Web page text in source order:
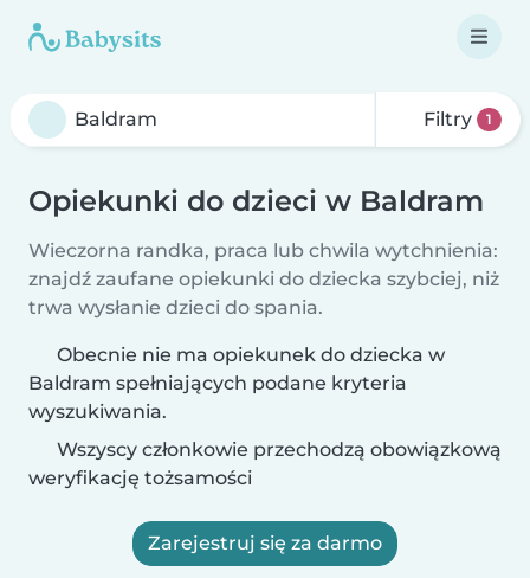
Filtry 1
Opiekunki do dzieci w Baldram
Wieczorna randka, praca lub chwila wytchnienia:
znajdź zaufane opiekunki do dziecka szybciej, niż
trwa wysłanie dzieci do spania.
Obecnie nie ma opiekunek do dziecka w
Baldram spełniających podane kryteria
wyszukiwania.
Wszyscy członkowie przechodzą obowiązkową
weryfikację tożsamości
Zarejestruj się za darmo